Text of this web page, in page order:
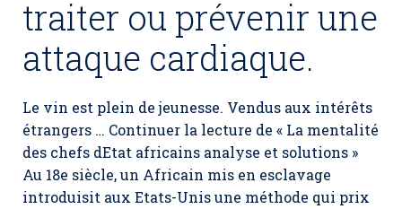
traiter ou prévenir une
attaque cardiaque.
Le vin est plein de jeunesse. Vendus aux intérêts
étrangers … Continuer la lecture de « La mentalité
des chefs dEtat africains analyse et solutions »
Au 18e siècle, un Africain mis en esclavage
introduisit aux Etats-Unis une méthode qui prix